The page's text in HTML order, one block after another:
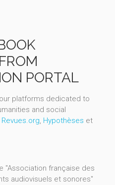
PORTAL
platforms dedicated to
and social
Revues.org, Hypothèses et
"Association française des
audiovisuels et sonores"